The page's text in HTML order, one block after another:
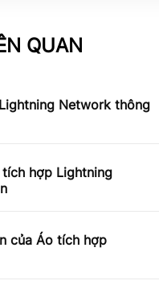
QUAN
Network thông
hợp Lightning
của Áo tích hợp